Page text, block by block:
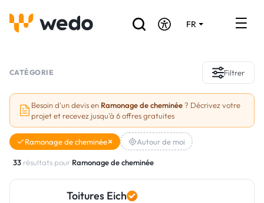
FR
Réalisations
Aides et subventions
CATÉGORIE Filtrer
Besoin d'un devis en Ramonage de cheminée ? Décrivez votre
projet et recevez jusqu'à 6 offres gratuites
Ramonage de cheminée Autour de moi
33 résultats pour Ramonage de cheminée
Toitures Eich